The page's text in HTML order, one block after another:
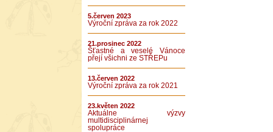
5.červen 2023
Výroční zpráva za rok 2022
21.prosinec 2022
Šťastné a veselé Vánoce
přejí všichni ze STŘEPu
13.červen 2022
Výroční zpráva za rok 2021
23.květen 2022
Aktuálne výzvy
multidisciplinárnej
spolupráce